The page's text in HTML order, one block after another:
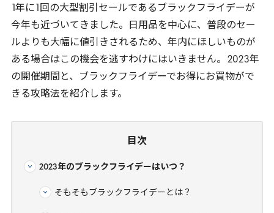
1年に
回の大型割引セールであるブラックフライデーが
今年も近づいてきました。日用品を中心に、普段のセー
ルよりも大幅に値引きされるため、年内にほしいものが
ある場合はこの機会を逃すわけにはいきません。
2023年
の開催期間と、ブラックフライデーでお得にお買物がで
きる攻略法を紹介します。
目次
2023年のブラックフライデーはいつ？
そもそもブラックフライデーとは？